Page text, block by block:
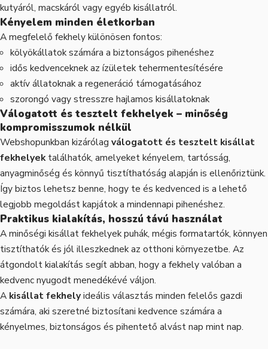
kutyáról, macskáról vagy egyéb kisállatról.
Kényelem minden életkorban
A megfelelő fekhely különösen fontos:
kölyökállatok számára a biztonságos pihenéshez
idős kedvenceknek az ízületek tehermentesítésére
aktív állatoknak a regeneráció támogatásához
szorongó vagy stresszre hajlamos kisállatoknak
Válogatott és tesztelt fekhelyek – minőség
kompromisszumok nélkül
Webshopunkban kizárólag válogatott és tesztelt kisállat
fekhelyektalálhatók, amelyeket kényelem, tartósság,
anyagminőség és könnyű tisztíthatóság alapján is ellenőriztünk.
Így biztos lehetsz benne, hogy te és kedvenced is a lehető
legjobb megoldást kapjátok a mindennapi pihenéshez.
Praktikus kialakítás, hosszú távú használat
A minőségi kisállat fekhelyek puhák, mégis formatartók, könnyen
tisztíthatók és jól illeszkednek az otthoni környezetbe. Az
átgondolt kialakítás segít abban, hogy a fekhely valóban a
kedvenc nyugodt menedékévé váljon.
A kisállat fekhelyideális választás minden felelős gazdi
számára, aki szeretné biztosítani kedvence számára a
kényelmes, biztonságos és pihentető alvást nap mint nap.